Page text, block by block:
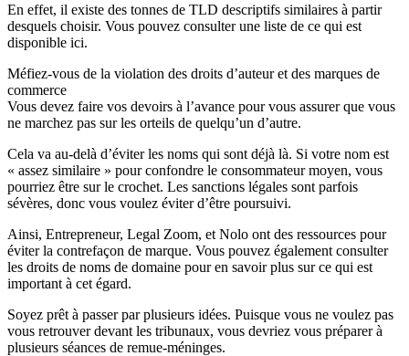
En effet, il existe des tonnes de TLD descriptifs similaires à partir
desquels choisir. Vous pouvez consulter une liste de ce qui est
disponible ici.
Méfiez-vous de la violation des droits d’auteur et des marques de
commerce
Vous devez faire vos devoirs à l’avance pour vous assurer que vous
ne marchez pas sur les orteils de quelqu’un d’autre.
Cela va au-delà d’éviter les noms qui sont déjà là. Si votre nom est
« assez similaire » pour confondre le consommateur moyen, vous
pourriez être sur le crochet. Les sanctions légales sont parfois
sévères, donc vous voulez éviter d’être poursuivi.
Ainsi, Entrepreneur, Legal Zoom, et Nolo ont des ressources pour
éviter la contrefaçon de marque. Vous pouvez également consulter
les droits de noms de domaine pour en savoir plus sur ce qui est
important à cet égard.
Soyez prêt à passer par plusieurs idées. Puisque vous ne voulez pas
vous retrouver devant les tribunaux, vous devriez vous préparer à
plusieurs séances de remue-méninges.